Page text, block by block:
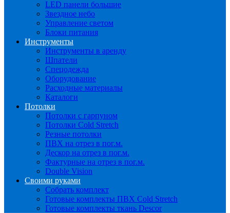
LED панели большие
Звездное небо
Управление светом
Блоки питания
Инструменты
Инструменты в аренду
Шпатели
Спецодежда
Оборудование
Расходные материалы
Каталоги
Потолки
Потолки с гарпуном
Потолки Cold Stretch
Резные потолки
ПВХ на отрез в пог.м.
Дескор на отрез в пог.м.
Фактурные на отрез в пог.м.
Double Vision
Своими руками
Собрать комплект
Готовые комплекты ПВХ Cold Stretch
Готовые комплекты ткань Descor